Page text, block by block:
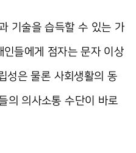
기술을 습득할 수 있는 가
들에게 점자는 문자 이상
성은 물론 사회생활의 동
의 의사소통 수단이 바로